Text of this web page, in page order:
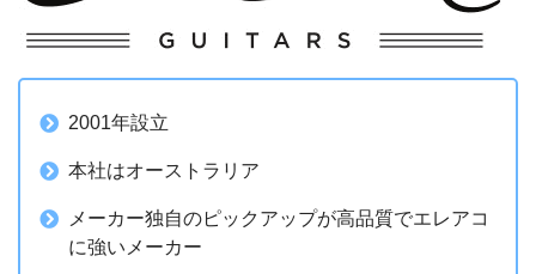
2001年設立
本社はオーストラリア
メーカー独自のピックアップが高品質でエレアコ
に強いメーカー